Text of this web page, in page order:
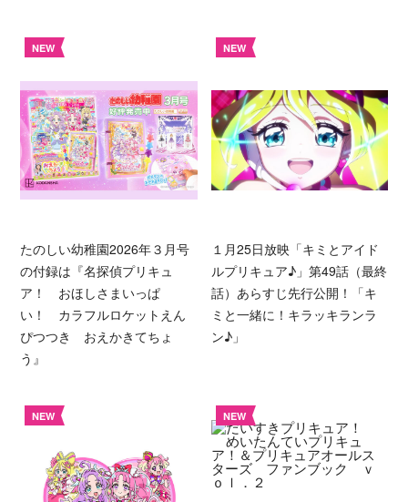
NEW
たのしい幼稚園2026年３月号
の付録は『名探偵プリキュ
ア！ おほしさまいっぱ
い！ カラフルロケットえん
ぴつつき おえかきてちょ
う』
NEW
１月25日放映「キミとアイド
ルプリキュア♪」第49話（最終
話）あらすじ先行公開！「キ
ミと一緒に！キラッキランラ
ン♪」
NEW NEW